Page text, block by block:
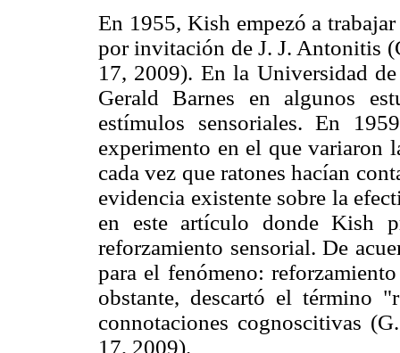
En 1955, Kish empezó a
por invitación de J. J. Antonitis
17, 2009). En la Universidad
Gerald Barnes en algunos
estímulos sensoriales. En
experimento en el que variaron
cada vez que ratones hacían
evidencia existente sobre la
en este artículo donde Kish
reforzamiento sensorial. De
para el fenómeno:
obstante, descartó el término
connotaciones cognoscitivas
17, 2009).